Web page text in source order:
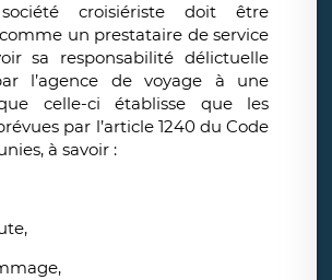
croisiériste doit être
un prestataire de service
sa responsabilité délictuelle
l’agence de voyage à une
celle-ci établisse que les
par l’article 1240 du Code
à savoir :